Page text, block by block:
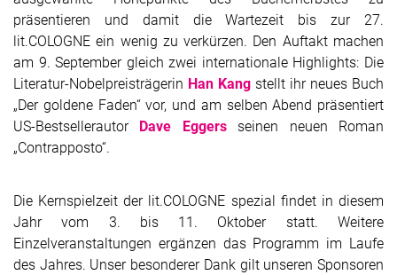
präsentieren und damit die Wartezeit bis zur 27.
lit.COLOGNE ein wenig zu verkürzen. Den Auftakt machen
am 9. September gleich zwei internationale Highlights: Die
Literatur-Nobelpreisträgerin Han Kang stellt ihr neues Buch
„Der goldene Faden“ vor, und am selben Abend präsentiert
US-Bestsellerautor Dave Eggersseinen neuen Roman
„Contrapposto“.
Die Kernspielzeit der lit.COLOGNE spezial findet in diesem
Jahr vom 3. bis 11. Oktober statt. Weitere
Einzelveranstaltungen ergänzen das Programm im Laufe
des Jahres. Unser besonderer Dank gilt unseren Sponsoren